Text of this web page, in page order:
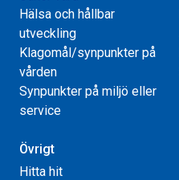
Hälsa och hållbar
utveckling
Klagomål/synpunkter på
vården
Synpunkter på miljö eller
service
Övrigt
Hitta hit